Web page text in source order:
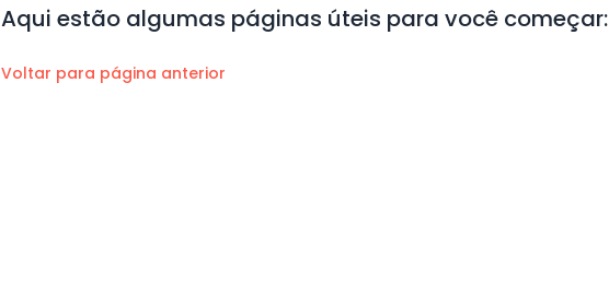
Aqui estão algumas páginas úteis para você começar:
Voltar para página anterior